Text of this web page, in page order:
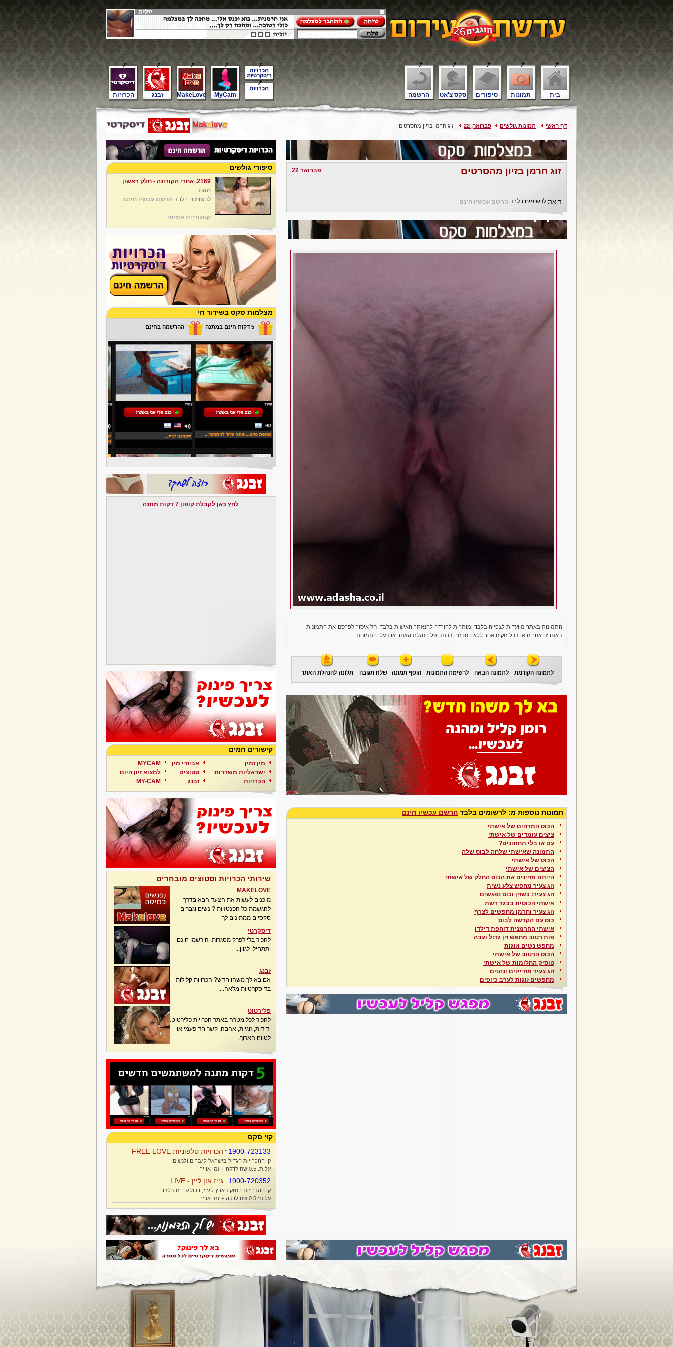
בית תמונות סיפורים סקס צ'אט הרשמה הכרויות זבנג MakeLove MyCam
דף ראשי תמונות גולשים פברואר, 22 זוג חרמן בזיון מהסרטים
זוג חרמן בזיון מהסרטים פברואר 22
דואר: לרשומים בלבד הרשם עכשיו חינם
התמונות באתר מיועדות לצפייה בלבד ומותרות להורדה להנאתך האישית בלבד. חל איסור לפרסם את התמונות
באתרים אחרים או בכל מקום אחר ללא הסכמה בכתב של הנהלת האתר או בעלי התמונות.
לתמונה הקודמת לתמונה הבאה לרשימת התמונות הוסף תמונה שלח תגובה תלונה להנהלת האתר
תמונות נוספות מ: לרשומים בלבד הרשם עכשיו חינם
הכוס המדהים של אישתי
ציצים עומדים של אישתי
עם או בלי תחתונים?
התמונה שאישתי שלחה לבוס שלה
הכוס של אישתי
הציצים של אישתי
הייתם מזיינים את הכוס החלק של אישתי
זוג צעיר מחפש צלע נשית
זוג צעיר: כשזין וכוס נפגשים
אישתי הכוסית בבגד רשת
זוג צעיר וחרמן מחפשים לצרף
כוס עם הקדשה לבוס
אישתי החרמנית דוחפת דילדו
פות רטוב מחפש זין גדול ועבה
מחפש נשים וזוגות
הכוס הרטוב של אישתי
טוסיק החלומות של אישתי
זוג צעיר מזדיינים ונהנים
מחפשים זוגות לערב כיופים
סיפורי גולשים
2169. אחרי הקורונה - חלק ראשון
מאת:
לרשומים בלבד הרשם עכשיו חינם
קטגוריית אמיתי
מצלמות סקס בשידור חי
5 דקות חינם במתנה ההרשמה בחינם
לחץ כאן לקבלת קופון 7 דקות מתנה
קישורים חמים
מין זמין
ישראליות משדרות
הכרויות
אביזרי מין
סטוצים
זבנג
MYCAM
למצוא זיון היום
MY-CAM
שירותי הכרויות וסטוצים מובחרים
MAKELOVE
מוכנים לעשות את הצעד הבא בדרך
להגשמת כל הפנטזיות ? נשים וגברים
סקסיים ממתינים לך
דיסקרטי
להכיר בלי לפרק מסגרות. הירשמו חינם
ותתחילו לגוון...
זבנג
אם בא לך משהו חדש? הכרויות קלילות
בדיסקרטיות מלאה...
פלירטוט
להכיר לכל מטרה באתר הכרויות פלירטוט.
ידידות, זוגיות, אהבה, קשר חד פעמי או
לטווח הארוך.
קוי סקס
1900-723133
- הכרויות טלפוניות FREE LOVE
קו ההכרויות הגדול בישראל לגברים ולנשים!
עלות: 0.5 שח לדקה + זמן אוויר
1900-720352
- גייז און ליין - LIVE
קו ההכרויות החזק בארץ לגייז, דו ולגברים בלבד
עלות: 0.5 שח לדקה + זמן אוויר